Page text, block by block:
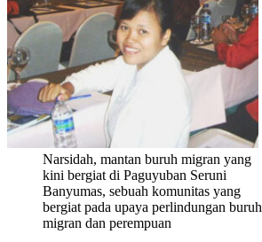
Narsidah, mantan buruh migran yang
kini bergiat di Paguyuban Seruni
Banyumas, sebuah komunitas yang
bergiat pada upaya perlindungan buruh
migran dan perempuan